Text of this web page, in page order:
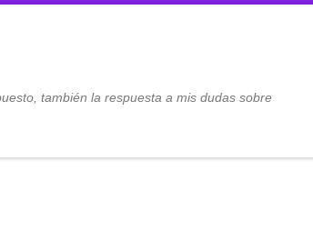
también la respuesta a mis dudas sobre